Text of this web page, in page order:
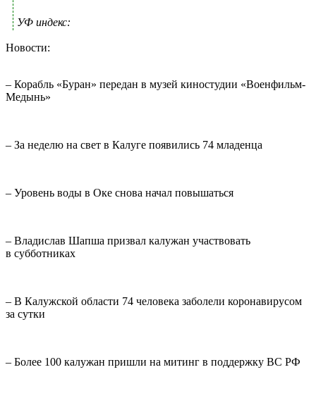
УФ индекс:
Новости:
– Корабль «Буран» передан в музей киностудии «Военфильм-
Медынь»
– За неделю на свет в Калуге появились 74 младенца
– Уровень воды в Оке снова начал повышаться
– Владислав Шапша призвал калужан участвовать
в субботниках
– В Калужской области 74 человека заболели коронавирусом
за сутки
– Более 100 калужан пришли на митинг в поддержку ВС РФ